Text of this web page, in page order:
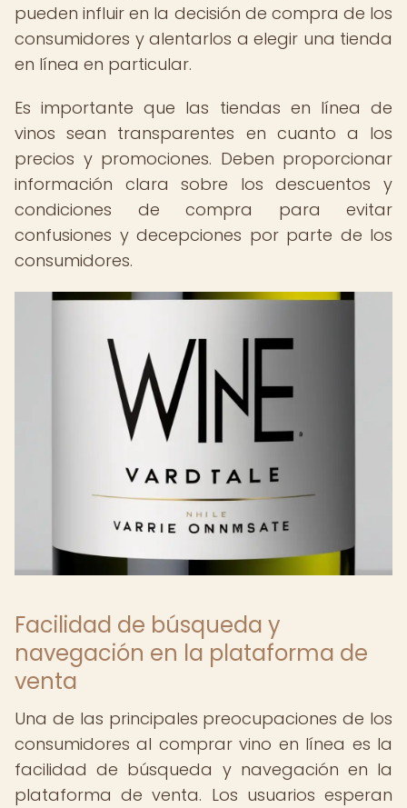
pueden influir en la decisión de compra de los
consumidores y alentarlos a elegir una tienda
en línea en particular.
Es importante que las tiendas en línea de
vinos sean transparentes en cuanto a los
precios y promociones. Deben proporcionar
información clara sobre los descuentos y
condiciones de compra para evitar
confusiones y decepciones por parte de los
consumidores.
Facilidad de búsqueda y
navegación en la plataforma de
venta
Una de las principales preocupaciones de los
consumidores al comprar vino en línea es la
facilidad de búsqueda y navegación en la
plataforma de venta. Los usuarios esperan